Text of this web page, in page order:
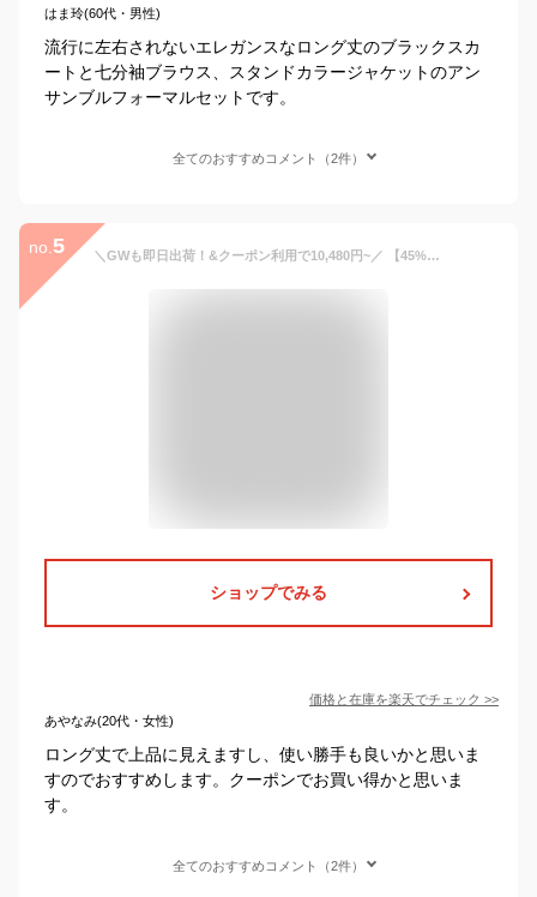
はま玲(60代・男性)
流行に左右されないエレガンスなロング丈のブラックスカ
ートと七分袖ブラウス、スタンドカラージャケットのアン
サンブルフォーマルセットです。
全てのおすすめコメント（2件）
no. 5 ＼GWも即日出荷！&クーポン利用で10,480円~／ 【45%OFF】 喪服 レディース セット 洗える ロング スーツ 2点セット ワンピーススーツ 冠婚葬祭 法事 礼服 通夜 お盆 20代 30代 40代 50代 ブラックフォーマル 大きいサイズ 小さいサイズ 試着チケット対象
ショップでみる
価格と在庫を楽天でチェック >>
あやなみ(20代・女性)
ロング丈で上品に見えますし、使い勝手も良いかと思いま
すのでおすすめします。クーポンでお買い得かと思いま
す。
全てのおすすめコメント（2件）